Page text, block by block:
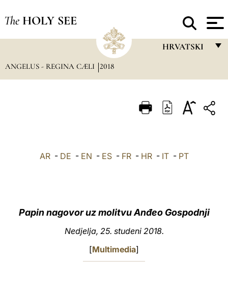
The HOLY SEE
HRVATSKI
ITALIANO
ANGELUS - REGINA CÆLI 2018
AR- DE - EN - ES- FR- HR- IT- PT
Papin nagovor uz molitvu Anđeo Gospodnji
Nedjelja, 25. studeni 2018.
[Multimedia]